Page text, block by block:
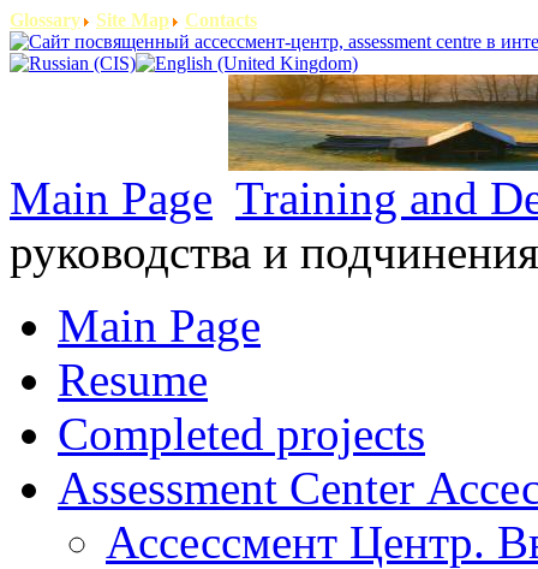
Glossary Site Map Contacts
Main Page Training and
руководства и подчинения
Main Page
Resume
Completed projects
Assessment Center
Ассессмент Центр.